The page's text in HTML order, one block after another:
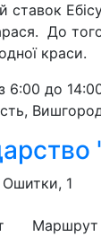
До
краси.
6:00 до
1
Маршрут